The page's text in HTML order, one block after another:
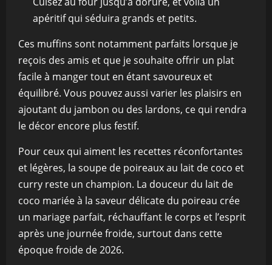
apéritif qui séduira grands et petits.
Ces muffins sont notamment parfaits lorsque je
reçois des amis et que je souhaite offrir un plat
facile à manger tout en étant savoureux et
équilibré. Vous pouvez aussi varier les plaisirs en
ajoutant du jambon ou des lardons, ce qui rendra
le décor encore plus festif.
Pour ceux qui aiment les recettes réconfortantes
et légères, la soupe de poireaux au lait de coco et
curry reste un champion. La douceur du lait de
coco mariée à la saveur délicate du poireau crée
un mariage parfait, réchauffant le corps et l’esprit
après une journée froide, surtout dans cette
époque froide de 2026.